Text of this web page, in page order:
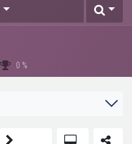
0 %